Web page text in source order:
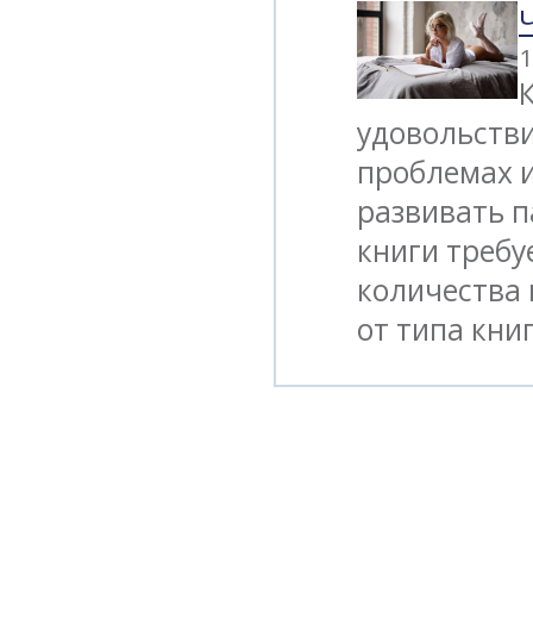
проблемах
развивать
книги
от типа